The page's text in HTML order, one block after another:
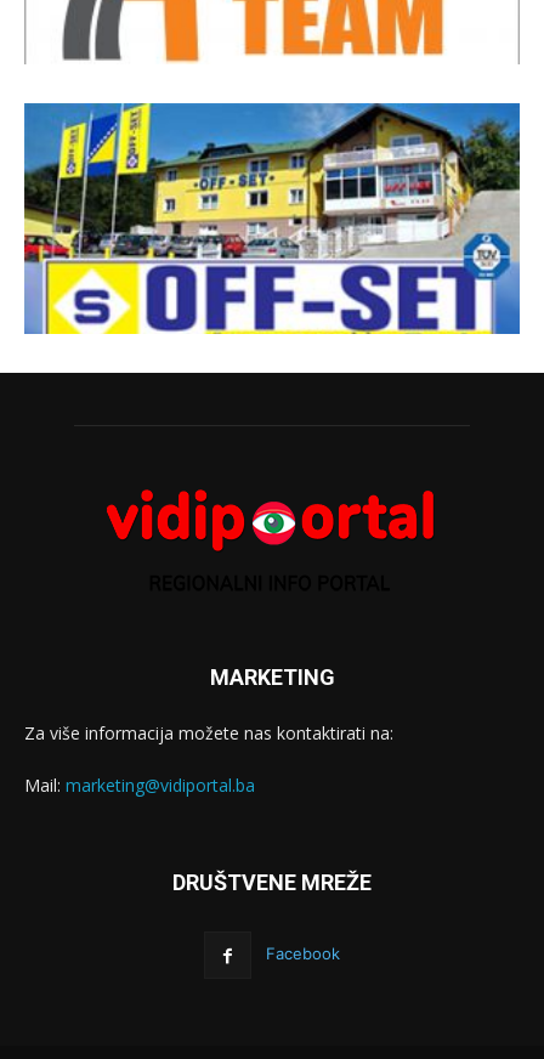
MARKETING
Za više informacija možete nas kontaktirati na:
Mail: marketing@vidiportal.ba
DRUŠTVENE MREŽE
Facebook